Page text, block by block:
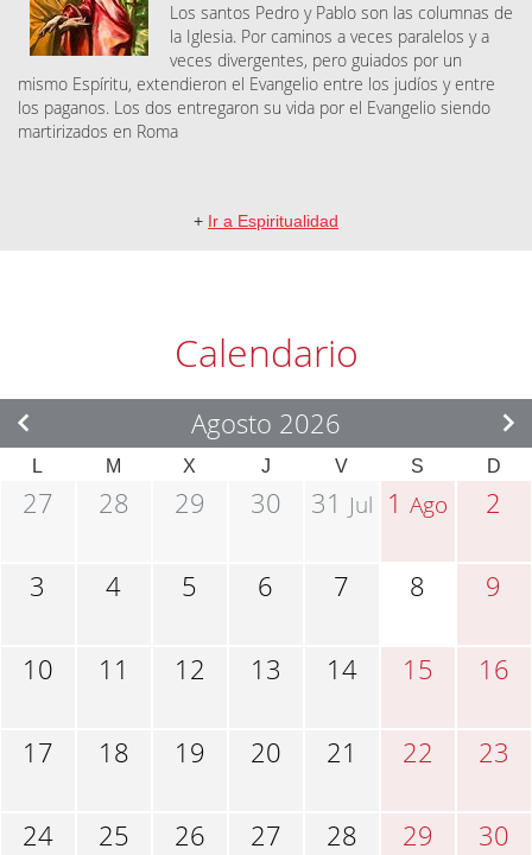
Los santos Pedro y Pablo son las columnas de
la Iglesia. Por caminos a veces paralelos y a
veces divergentes, pero guiados por un
mismo Espíritu, extendieron el Evangelio entre los judíos y entre
los paganos. Los dos entregaron su vida por el Evangelio siendo
martirizados en Roma
+ Ir a Espiritualidad
Calendario
Agosto 2026
L M X J V S D
27 28 29 30 31 Jul 1Ago 2
3 4 5 6 7 8 9
10 11 12 13 14 15 16
17 18 19 20 21 22 23
24 25 26 27 28 29 30